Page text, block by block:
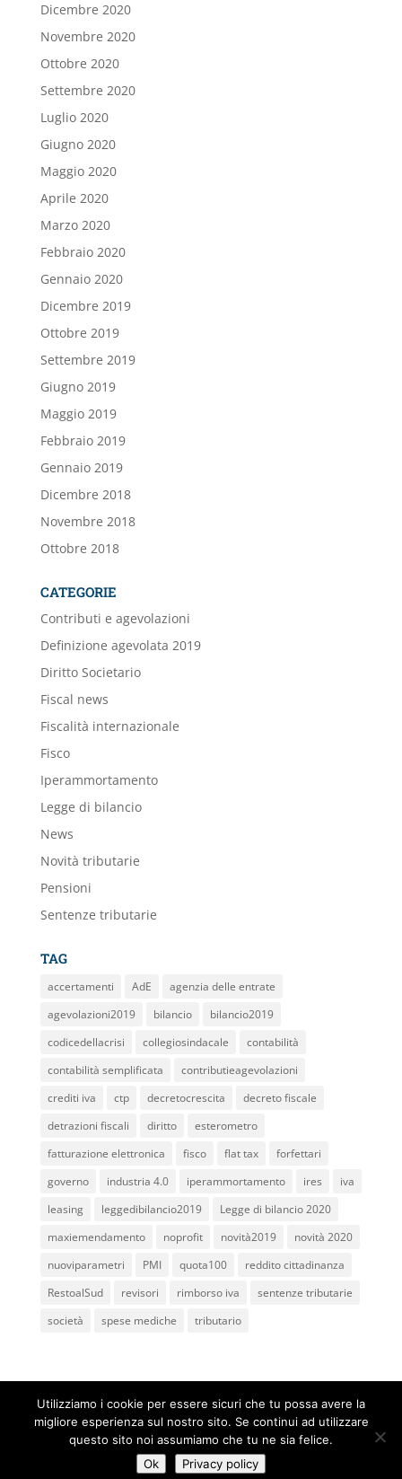
Dicembre 2020
Novembre 2020
Ottobre 2020
Settembre 2020
Luglio 2020
Giugno 2020
Maggio 2020
Aprile 2020
Marzo 2020
Febbraio 2020
Gennaio 2020
Dicembre 2019
Ottobre 2019
Settembre 2019
Giugno 2019
Maggio 2019
Febbraio 2019
Gennaio 2019
Dicembre 2018
Novembre 2018
Ottobre 2018
CATEGORIE
Contributi e agevolazioni
Definizione agevolata 2019
Diritto Societario
Fiscal news
Fiscalità internazionale
Fisco
Iperammortamento
Legge di bilancio
News
Novità tributarie
Pensioni
Sentenze tributarie
TAG
accertamenti AdE
agenzia delle entrate
agevolazioni2019
bilancio
bilancio2019
codicedellacrisi
collegiosindacale
contabilità
contabilità semplificata
contributieagevolazioni
crediti iva
ctp decretocrescita
decreto fiscale
detrazioni fiscali
diritto
esterometro
fatturazione elettronica
fisco flat tax
forfettari
governo
industria 4.0 iperammortamento ires
iva
leasing
leggedibilancio2019
Legge di bilancio 2020
maxiemendamento
noprofit novità2019
novità 2020
nuoviparametri
PMI quota100
reddito cittadinanza
RestoalSud
revisori rimborso iva
sentenze tributarie
società
spese mediche tributario
Studio Associato Legale e Tributario dei Dottori
Maurizio Fabrizio e Ettore Limone P.iva e C.F.
02975600640| Powered ByBEWebCenter
Utilizziamo i cookie per essere sicuri che tu possa avere la
migliore esperienza sul nostro sito. Se continui ad utilizzare
questo sito noi assumiamo che tu ne sia felice.
Ok
Privacy policy